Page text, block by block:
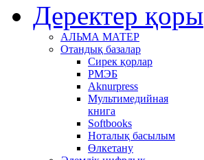
Деректер қоры
АЛЬМА МАТЕР
Отандық базалар
Сирек қорлар
РМЭБ
Аknurpress
Мультимедийная
книга
Softbooks
Ноталық басылым
Өлкетану